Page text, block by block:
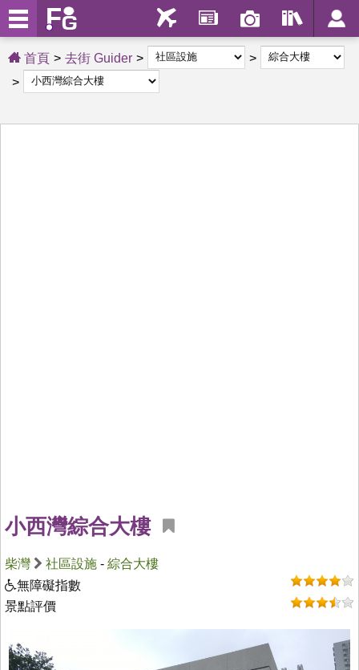
首頁 去街 Guider
小西灣綜合大樓
柴灣 社區設施 - 綜合大樓
無障礙指數
景點評價